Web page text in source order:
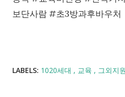
보단사람 #초3방과후바우처
LABELS: 1020세대 교육 그외지원